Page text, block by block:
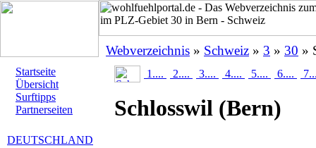
Webverzeichnis » Schweiz » 3 » 30 »
Startseite
Übersicht
Surftipps
Partnerseiten
DEUTSCHLAND
1.... 2.... 3.... 4.... 5.... 6....
Schlosswil (Bern)